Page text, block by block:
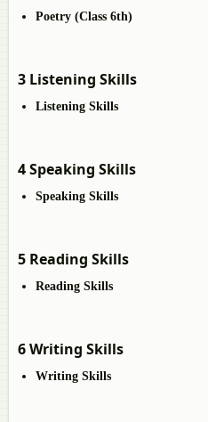
Poetry (Class 6th)
3 Listening Skills
Listening Skills
4 Speaking Skills
Speaking Skills
5 Reading Skills
Reading Skills
6 Writing Skills
Writing Skills